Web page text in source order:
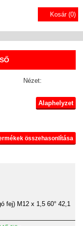
Kosár (0)
Nézet:
Alaphelyzet
összehasonlítása
fej) M12 x 1,5 60° 42,1